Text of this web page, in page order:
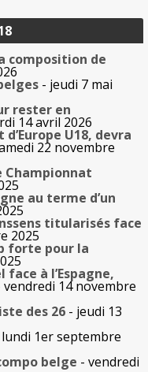
composition de
- jeudi 7 mai
rester en
14 avril 2026
U18, devra
22 novembre
Championnat
au terme d’un
titularisés face
2025
forte pour la
à l’Espagne,
vendredi 14 novembre
des 26 - jeudi 13
1er septembre
belge - vendredi